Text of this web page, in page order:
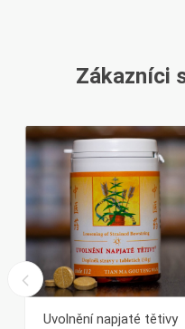
Zákazníci
Uvolnění napjaté tětivy